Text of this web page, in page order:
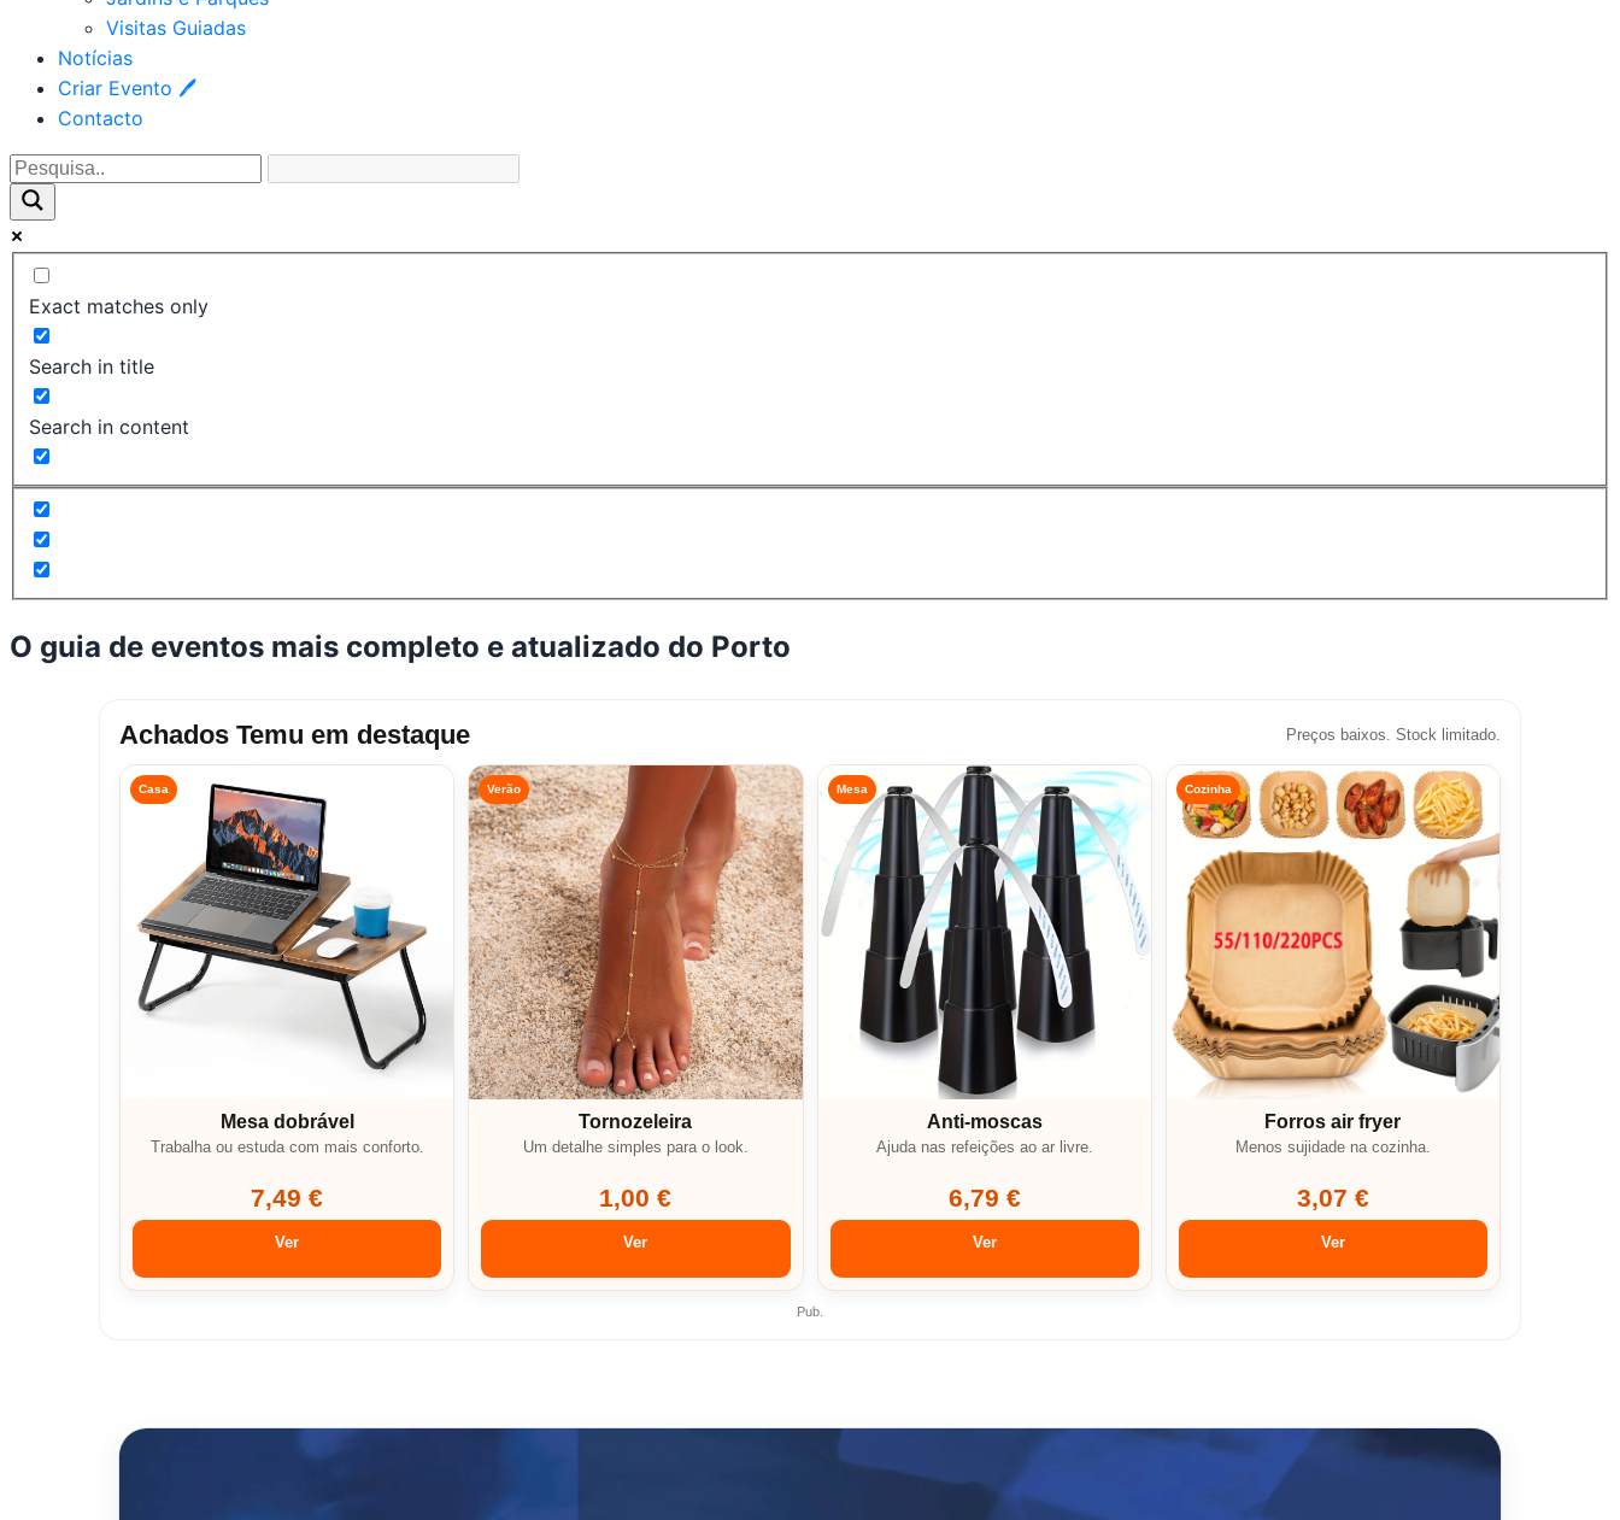
Visitas Guiadas
Notícias
Criar Evento 🖊
Contacto
Exact matches only
Search in title
Search in content
O guia de eventos mais completo e atualizado do Porto
Achados Temu em destaque Preços baixos. Stock limitado.
Casa
Mesa dobrável
Trabalha ou estuda com mais conforto.
7,49 €
Ver
Verão
Tornozeleira
Um detalhe simples para o look.
1,00 €
Ver
Mesa
Anti-moscas
Ajuda nas refeições ao ar livre.
6,79 €
Ver
Cozinha
Forros air fryer
Menos sujidade na cozinha.
3,07 €
Ver
Pub.